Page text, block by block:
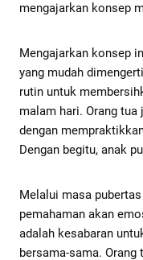
mengajarkan konsep
Mengajarkan konsep
yang mudah
rutin untuk
malam hari. Orang
dengan
Dengan begitu, anak
Melalui masa
pemahaman akan
adalah kesabaran
bersama-sama.